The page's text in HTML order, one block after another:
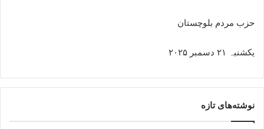
حزب مردم بلوچستان
یکشنبہ ۲۱ دسمبر ۲۰۲۵
نوشته‌های تازه